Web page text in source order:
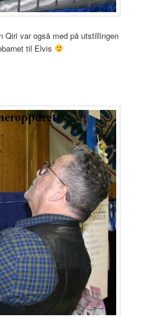
Qiri var også med på utstillingen
til Elvis